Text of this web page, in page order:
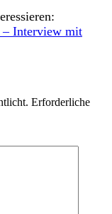
– Interview mit
Erforderliche